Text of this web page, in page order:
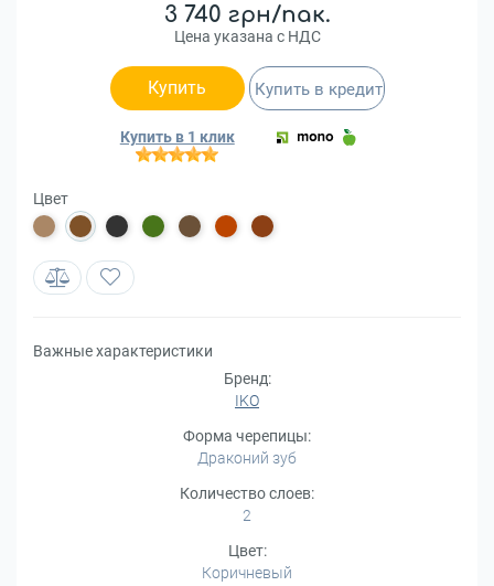
3 740 грн/пак.
Цена указана с НДС
Купить
Купить в 1 клик
Купить в кредит
Цвет
Важные характеристики
Бренд:
IKO
Форма черепицы:
Драконий зуб
Количество слоев:
2
Цвет:
Коричневый